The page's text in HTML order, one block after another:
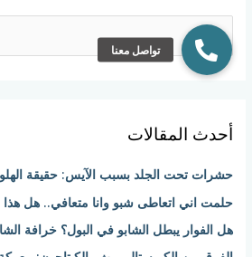
ا
ل
ث
ن
:
أحدث المقالات
حشرات تحت الجلد بسبب الآيس: حقيقة
حلمت اني اتعاطى شبو وانا متعافي.. هل هذا
هل الفوار يبطل الشابو في البول؟ خرافة